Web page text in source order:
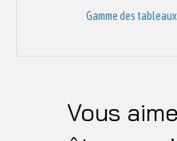
Gamme des tableaux
Vous